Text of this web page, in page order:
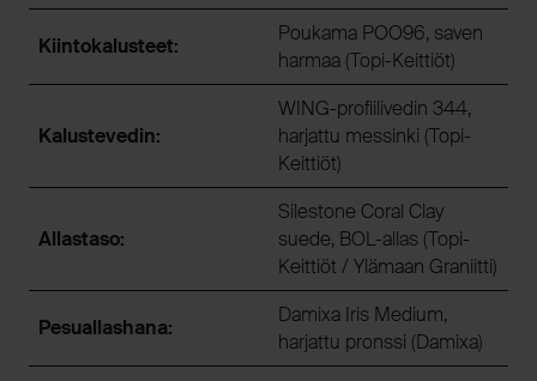
Kiintokalusteet:
Poukama POO96, saven
harmaa (Topi-Keittiöt)
Kalustevedin:
WING-profiilivedin 344,
harjattu messinki (Topi-
Keittiöt)
Allastaso:
Silestone Coral Clay
suede, BOL-allas (Topi-
Keittiöt / Ylämaan Graniitti)
Pesuallashana:
Damixa Iris Medium,
harjattu pronssi (Damixa)